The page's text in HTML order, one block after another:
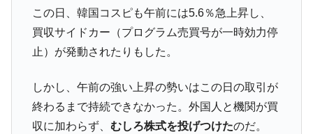
『Money1』
韓国大統領府ボンクラ政策室長が告発され
た ⇒ 国家が行った恐るべき株価操作であり、空前の国政壟
韓国･警察職員が「丸刈りになって抗議活
動」
『Money1』
この日、韓国コスピも午前には5.6％急上昇し、
買収サイドカー（プログラム売買号が一時効力停
止）が発動されたりもした。
しかし、午前の強い上昇の勢いはこの日の取引が
終わるまで持続できなかった。外国人と機関が買
収に加わらず、 むしろ株式を投げつけたのだ。